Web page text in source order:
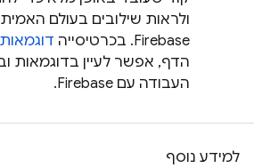
ולראות שילובים בעולם
Firebase. בכרטיסייה
דוגמאות
הדף, אפשר לעיין בדוגמאות
העבודה עם Firebase.
למידע נוסף